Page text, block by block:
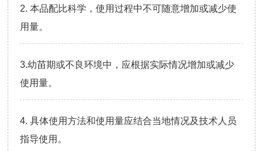
2. 本品配比科学，使用过程中不可随意增加或减少使
用量。
3.幼苗期或不良环境中，应根据实际情况增加或减少
使用量。
4. 具体使用方法和使用量应结合当地情况及技术人员
指导使用。